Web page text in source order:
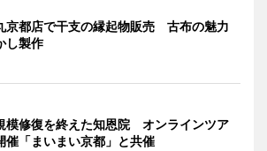
京都店で干支の縁起物販売 古布の魅力
し製作
模修復を終えた知恩院 オンラインツア
催「まいまい京都」と共催